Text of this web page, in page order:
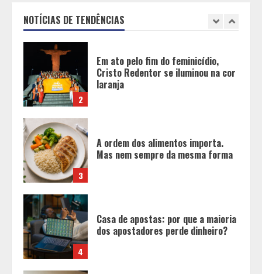
NOTÍCIAS DE TENDÊNCIAS
2
3
A ordem dos alimentos importa.
Mas nem sempre da mesma forma
4
Casa de apostas: por que a maioria
dos apostadores perde dinheiro?
5
de vestuário, lista reúne diversas
opções para presentear neste Dia